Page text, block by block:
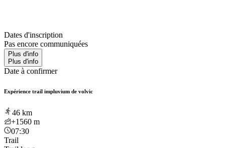
Dates d'inscription
Pas encore communiquées
Plus d'info
Plus d'info
Date à confirmer
Expérience trail impluvium de volvic
46 km
+1560 m
07:30
Trail